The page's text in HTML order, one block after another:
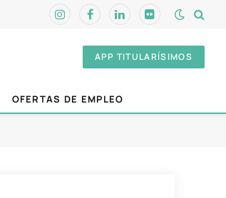
InstagramFacebookLinkedInFlickr
APP TITULARÍSIMOS
OFERTAS DE EMPLEO